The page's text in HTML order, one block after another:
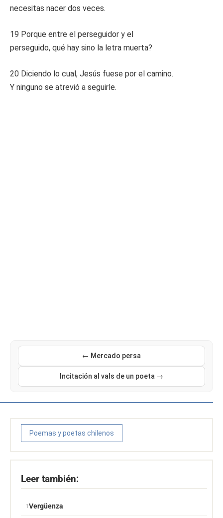
necesitas nacer dos veces.
19 Porque entre el perseguidor y el
perseguido, qué hay sino la letra muerta?
20 Diciendo lo cual, Jesús fuese por el camino.
Y ninguno se atrevió a seguirle.
← Mercado persa
Incitación al vals de un poeta →
Poemas y poetas chilenos
Leer también:
Vergüenza